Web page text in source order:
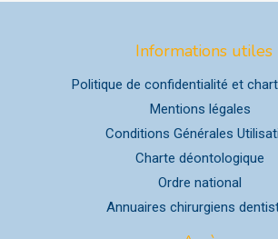
Informations utiles
Politique de confidentialité et
Mentions légales
Conditions Générales
Charte déontologique
Ordre national
Annuaires chirurgiens